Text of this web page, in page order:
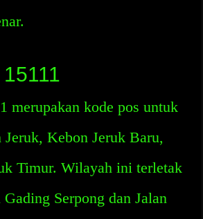
merupakan kode pos untuk
Kebon Jeruk Baru,
Timur. Wilayah ini terletak
Serpong dan Jalan